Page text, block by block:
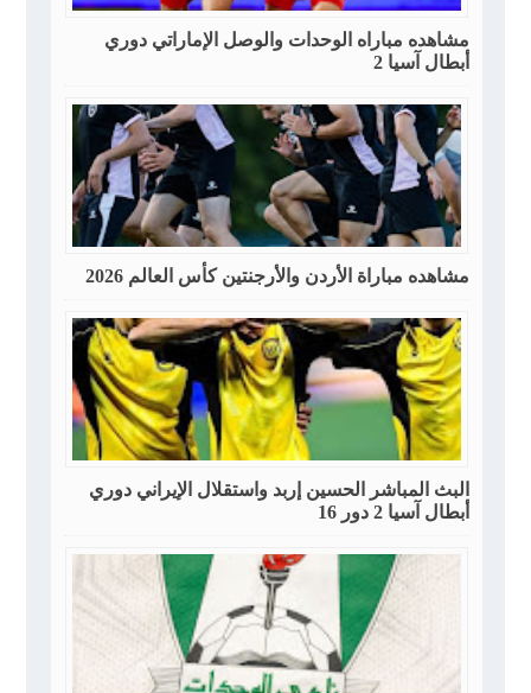
مشاهده مباراه الوحدات والوصل الإماراتي دوري
أبطال آسيا 2
مشاهده مباراة الأردن والأرجنتين كأس العالم 2026
البث المباشر الحسين إربد واستقلال الإيراني دوري
أبطال آسيا 2 دور 16